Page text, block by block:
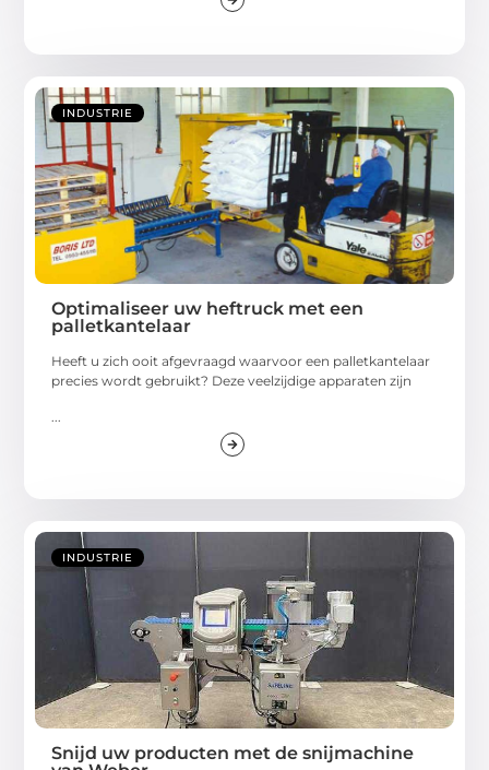
INDUSTRIE
Optimaliseer uw heftruck met een
palletkantelaar
Heeft u zich ooit afgevraagd waarvoor een palletkantelaar
precies wordt gebruikt? Deze veelzijdige apparaten zijn
INDUSTRIE
Snijd uw producten met de snijmachine